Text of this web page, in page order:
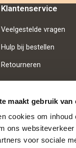
maakt gebruik van
cookies om
ons
voor sociale
Klantenservice
Veelgestelde vragen
Hulp bij bestellen
Retourneren
Goedgekeurd